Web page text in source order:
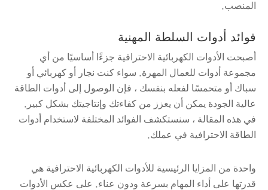
المنصب.
فوائد أدوات السلطة المهنية
أصبحت الأدوات الكهربائية الاحترافية جزءًا أساسيًا من أي
مجموعة أدوات للعمال المهرة. سواء كنت نجار أو كهربائي أو
سباك أو متحمسًا لفعله بنفسك ، فإن الوصول إلى أدوات الطاقة
عالية الجودة يمكن أن يعزز من كفاءتك وإنتاجيتك بشكل كبير.
في هذه المقالة ، سنستكشف الفوائد المختلفة لاستخدام أدوات
الطاقة الاحترافية في عملك.
واحدة من المزايا الرئيسية للأدوات الكهربائية الاحترافية هي
قدرتها على أداء المهام بسرعة ودون عناء. على عكس الأدوات